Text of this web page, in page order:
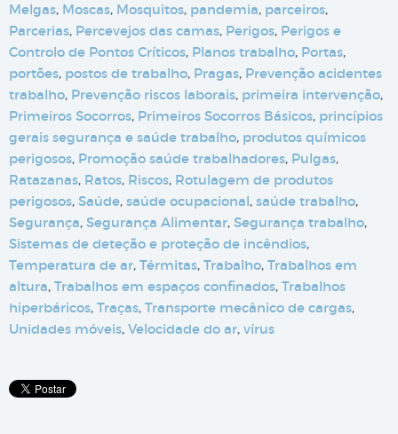
Melgas, Moscas, Mosquitos, pandemia, parceiros,
Parcerias, Percevejos das camas, Perigos, Perigos e
Controlo de Pontos Críticos, Planos trabalho, Portas,
portões, postos de trabalho, Pragas, Prevenção acidentes
trabalho, Prevenção riscos laborais, primeira intervenção,
Primeiros Socorros, Primeiros Socorros Básicos, princípios
gerais segurança e saúde trabalho, produtos químicos
perigosos, Promoção saúde trabalhadores, Pulgas,
Ratazanas, Ratos, Riscos, Rotulagem de produtos
perigosos, Saúde, saúde ocupacional, saúde trabalho,
Segurança, Segurança Alimentar, Segurança trabalho,
Sistemas de deteção e proteção de incêndios,
Temperatura de ar, Térmitas, Trabalho, Trabalhos em
altura, Trabalhos em espaços confinados, Trabalhos
hiperbáricos, Traças, Transporte mecânico de cargas,
Unidades móveis, Velocidade do ar, vírus